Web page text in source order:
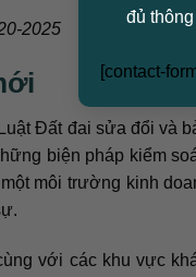
đủ
[contact-
2025
Đất đai sửa đổi và
biện pháp kiểm
môi trường kinh
với các khu vực